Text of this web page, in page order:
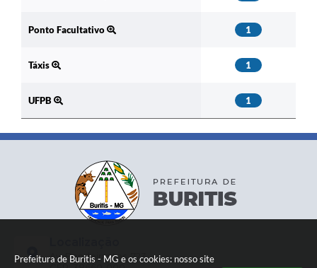
Prefeitura de Buritis - MG e os cookies: nosso site
Ponto Facultativo 1
Táxis 1
UFPB 1
Av. Bandeirantes, 723